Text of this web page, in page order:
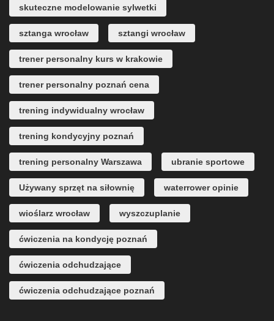
skuteczne modelowanie sylwetki
sztanga wrocław sztangi wrocław
trener personalny kurs w krakowie
trener personalny poznań cena
trening indywidualny wrocław
trening kondycyjny poznań
trening personalny Warszawa ubranie sportowe
Używany sprzęt na siłownię waterrower opinie
wioślarz wrocław wyszczuplanie
ćwiczenia na kondycję poznań
ćwiczenia odchudzające
ćwiczenia odchudzające poznań